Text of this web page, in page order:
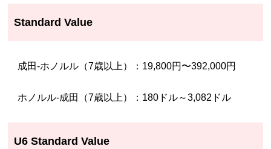
Standard Value
成田-ホノルル（7歳以上）：19,800円〜392,000円
ホノルル-成田（7歳以上）：180ドル～3,082ドル
U6 Standard Value